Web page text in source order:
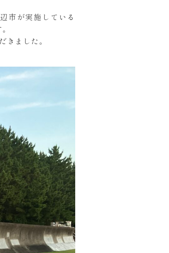
市が実施している
ました。